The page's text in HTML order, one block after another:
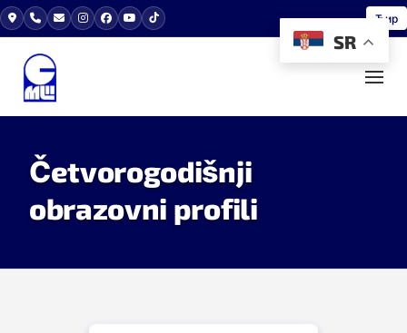
Ћир
Četvorogodišnji
obrazovni profili
SR